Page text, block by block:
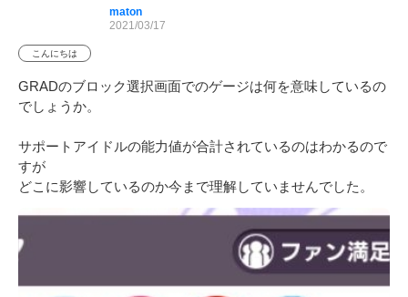
こんにちは
maton
2021/03/17
GRADのブロック選択画面でのゲージは何を意味しているの
でしょうか。
サポートアイドルの能力値が合計されているのはわかるので
すが
どこに影響しているのか今まで理解していませんでした。